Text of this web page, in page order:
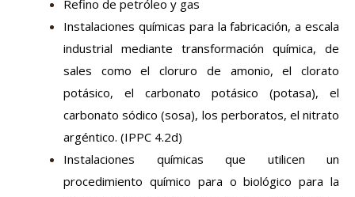
Refino de petróleo y gas
Instalaciones químicas para la fabricación, a escala
industrial mediante transformación química, de
sales como el cloruro de amonio, el clorato
potásico, el carbonato potásico (potasa), el
carbonato sódico (sosa), los perboratos, el nitrato
argéntico. (IPPC 4.2d)
Instalaciones químicas que utilicen un
procedimiento químico para o biológico para la